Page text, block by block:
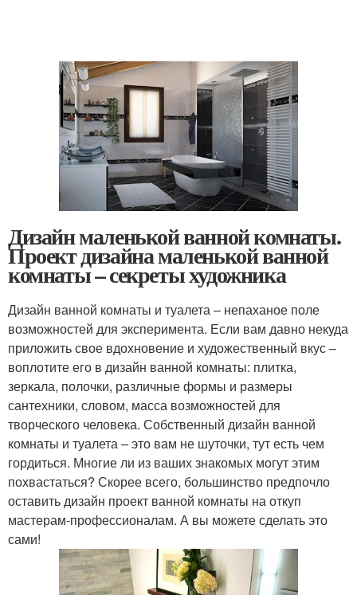
Дизайн маленькой ванной комнаты.
Проект дизайна маленькой ванной
комнаты – секреты художника
Дизайн ванной комнаты и туалета – непаханое поле
возможностей для эксперимента. Если вам давно некуда
приложить свое вдохновение и художественный вкус –
воплотите его в дизайн ванной комнаты: плитка,
зеркала, полочки, различные формы и размеры
сантехники, словом, масса возможностей для
творческого человека. Собственный дизайн ванной
комнаты и туалета – это вам не шуточки, тут есть чем
гордиться. Многие ли из ваших знакомых могут этим
похвастаться? Скорее всего, большинство предпочло
оставить дизайн проект ванной комнаты на откуп
мастерам-профессионалам. А вы можете сделать это
сами!